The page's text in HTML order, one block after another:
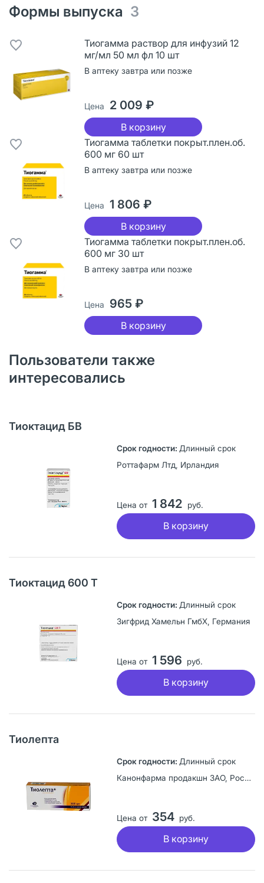
Формы выпуска 3
Тиогамма раствор для инфузий 12
мг/мл 50 мл фл 10 шт
В аптеку завтра или позже
Цена 2 009 ₽
В корзину
Тиогамма таблетки покрыт.плен.об.
600 мг 60 шт
В аптеку завтра или позже
Цена 1 806 ₽
В корзину
Тиогамма таблетки покрыт.плен.об.
600 мг 30 шт
В аптеку завтра или позже
Цена 965 ₽
В корзину
Пользователи также
интересовались
Тиоктацид БВ
Длинный срок
Роттафарм Лтд, Ирландия
Цена от 1 842 руб.
В корзину
Тиоктацид 600 Т
Длинный срок
Зигфрид Хамельн ГмбХ, Германия
Цена от 1 596 руб.
В корзину
Тиолепта
Длинный срок
Канонфарма продакшн ЗАО, Россия
Цена от 354 руб.
В корзину